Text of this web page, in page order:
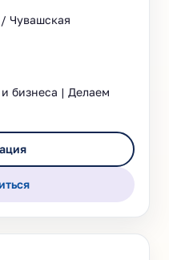
Чувашская
бизнеса | Делаем